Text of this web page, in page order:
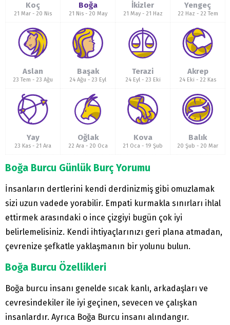
Koç
21 Mar - 20 Nis
Boğa
21 Nis- 20 May
İkizler
21 May- 21 Haz
Yengeç
22 Haz - 22 Tem
Aslan
23 Tem - 23 Ağu
Başak
24 Ağu - 23 Eyl
Terazi
24 Eyl- 23 Eki
Akrep
24 Eki - 22 Kas
Yay
23 Kas - 21 Ara
Oğlak
22 Ara- 20 Oca
Kova
21 Oca - 19 Şub
Balık
20 Şub - 20 Mar
Boğa Burcu Günlük Burç Yorumu
İnsanların dertlerini kendi derdinizmiş gibi omuzlamak
sizi uzun vadede yorabilir. Empati kurmakla sınırları ihlal
ettirmek arasındaki o ince çizgiyi bugün çok iyi
belirlemelisiniz. Kendi ihtiyaçlarınızı geri plana atmadan,
çevrenize şefkatle yaklaşmanın bir yolunu bulun.
Boğa Burcu Özellikleri
Boğa burcu insanı genelde sıcak kanlı, arkadaşları ve
cevresindekiler ile iyi geçinen, sevecen ve çalışkan
insanlardır. Ayrıca Boğa Burcu insanı alındangır.